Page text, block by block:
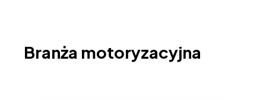
Branża motoryzacyjna